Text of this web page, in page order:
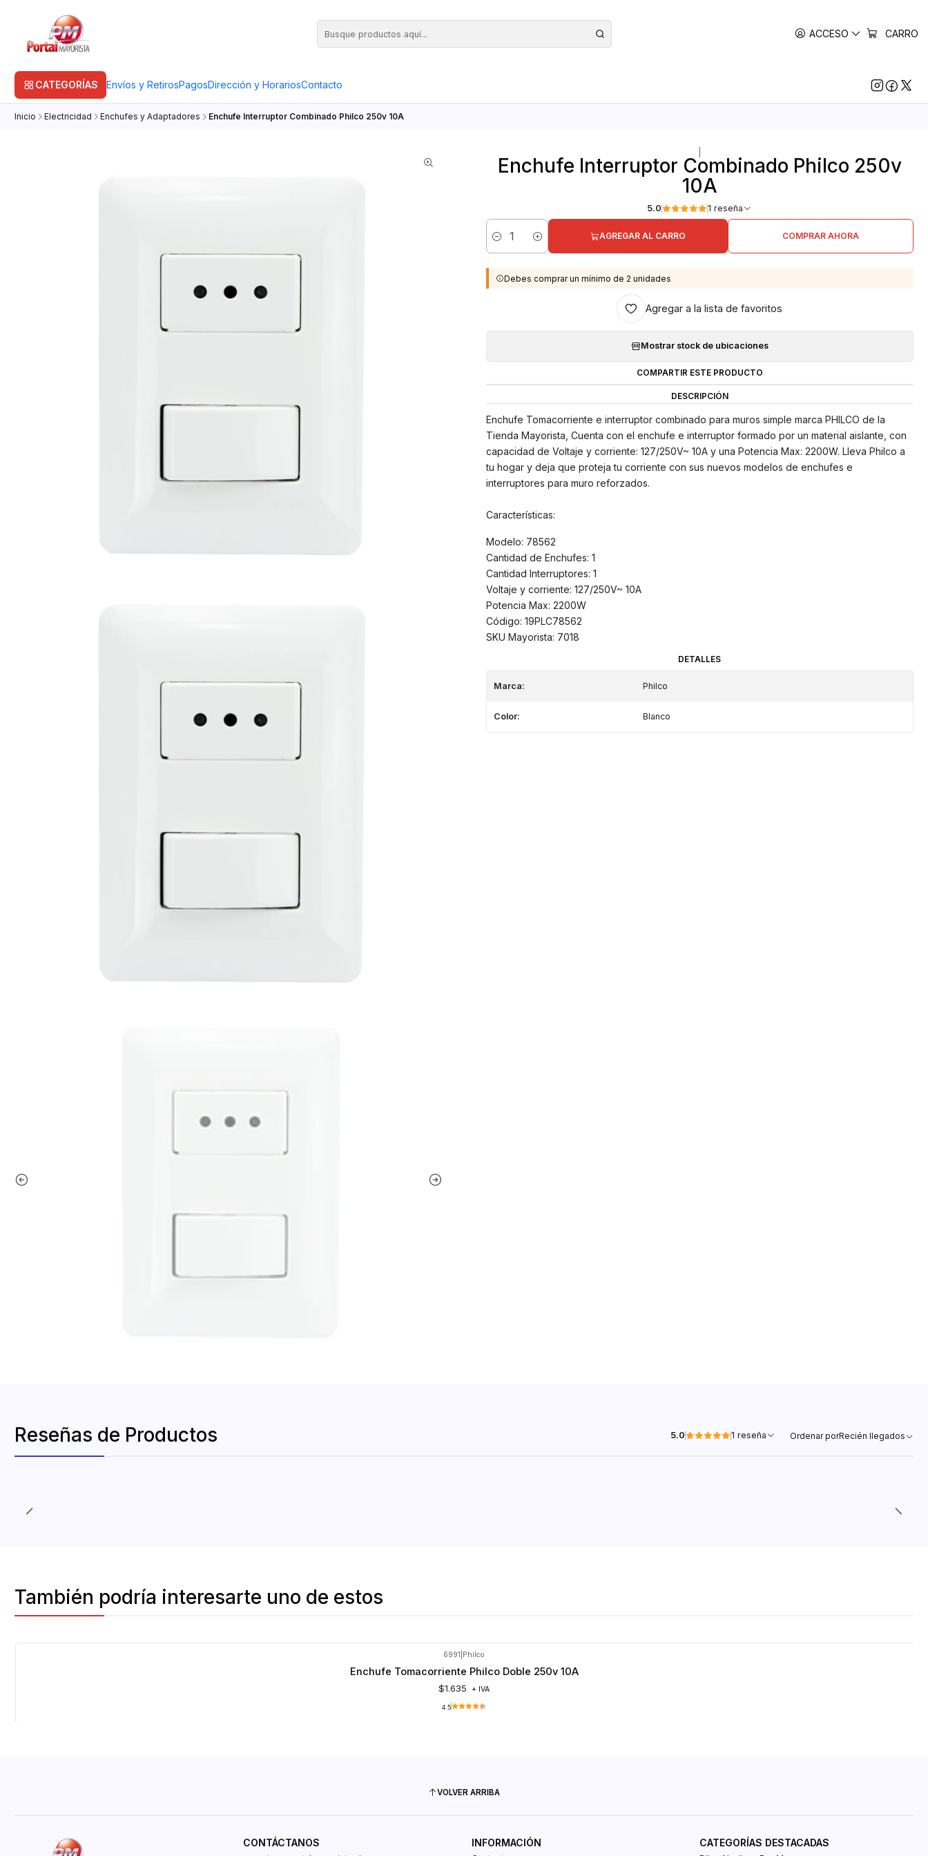
ACCESO CARRO
CATEGORÍAS Envíos y RetirosPagosDirección y HorariosContacto
Inicio Electricidad Enchufes y Adaptadores Enchufe Interruptor Combinado Philco 250v 10A
Enchufe Interruptor Combinado Philco 250v
10A
5.0 1 reseña
Cantidad
AGREGAR AL CARRO COMPRAR AHORA
Debes comprar un mínimo de 2 unidades
Agregar a la lista de favoritos
Mostrar stock de ubicaciones
COMPARTIR ESTE PRODUCTO
DESCRIPCIÓN
Enchufe Tomacorriente e interruptor combinado para muros simple marca PHILCO de la
Tienda Mayorista, Cuenta con el enchufe e interruptor formado por un material aislante, con
capacidad de Voltaje y corriente: 127/250V~ 10A y una Potencia Max: 2200W. Lleva Philco a
tu hogar y deja que proteja tu corriente con sus nuevos modelos de enchufes e
interruptores para muro reforzados.
Características:
Modelo: 78562
Cantidad de Enchufes: 1
Cantidad Interruptores: 1
Voltaje y corriente: 127/250V~ 10A
Potencia Max: 2200W
Código: 19PLC78562
SKU Mayorista: 7018
DETALLES
Marca: Philco
Color: Blanco
Reseñas de Productos 5.0 1 reseña Ordenar porRecién llegados
También podría interesarte uno de estos
6991 Philco
Enchufe Tomacorriente Philco Doble 250v 10A
$1.635 + IVA
4.5
VOLVER ARRIBA
CONTÁCTANOS INFORMACIÓN CATEGORÍAS DESTACADAS